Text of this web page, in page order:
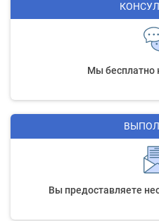
Мы бесплатно
Вы предоставляете